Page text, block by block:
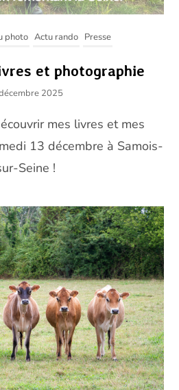
photo Actu rando Presse
et photographie
2025
mes livres et mes
13 décembre à Samois-
Seine !